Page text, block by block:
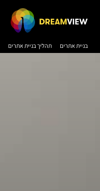
בניית אתרים תהליך בניית אתרים